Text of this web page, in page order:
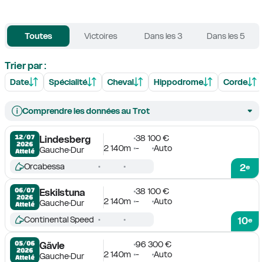
Toutes Victoires Dans les 3 Dans les 5
Trier par :
Date Spécialité Cheval Hippodrome Corde
Comprendre les données au Trot
12/07
2026
Attelé
Lindesberg
GaucheDur
38 100 €
2 140m - Auto
2e
Orcabessa
06/07
2026
Attelé
Eskilstuna
GaucheDur
38 100 €
2 140m - Auto
10e
Continental Speed
05/06
2026
Attelé
Gävle
GaucheDur
96 300 €
2 140m - Auto